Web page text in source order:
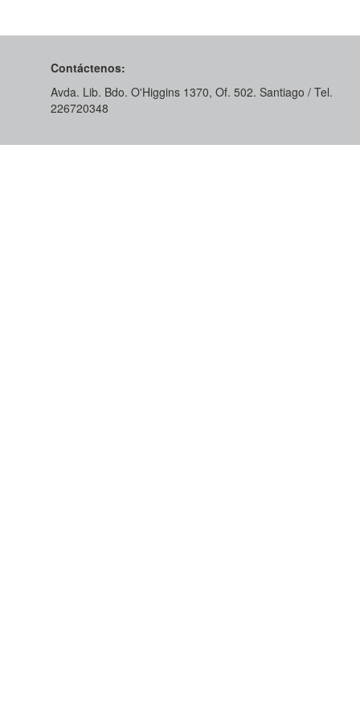
Contáctenos:
Avda. Lib. Bdo. O'Higgins 1370, Of. 502. Santiago / Tel.
226720348